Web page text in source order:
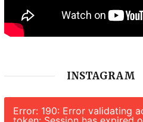
INSTAGRAM
Error: 190: Error validating